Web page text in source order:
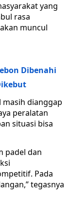
yang
rasa
muncul
Dibenahi
masih dianggap
peralatan
situasi bisa
padel dan
Pada
tegasnya